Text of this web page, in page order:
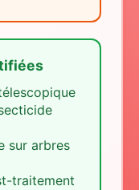
sur arbres
traitement